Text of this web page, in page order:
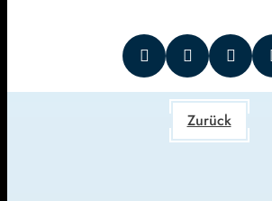
Zurück